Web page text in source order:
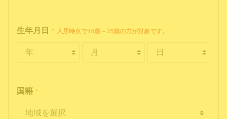
生年月日 * 入居時点で18歳～35歳の方が対象です。
国籍 *